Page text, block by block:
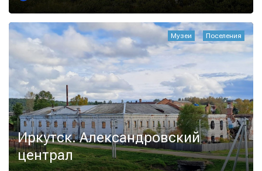
Музеи Поселения
Иркутск. Александровский
централ